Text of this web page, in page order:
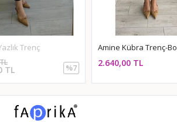
Amine Kübra Trenç-Bordo
2.640,00 TL